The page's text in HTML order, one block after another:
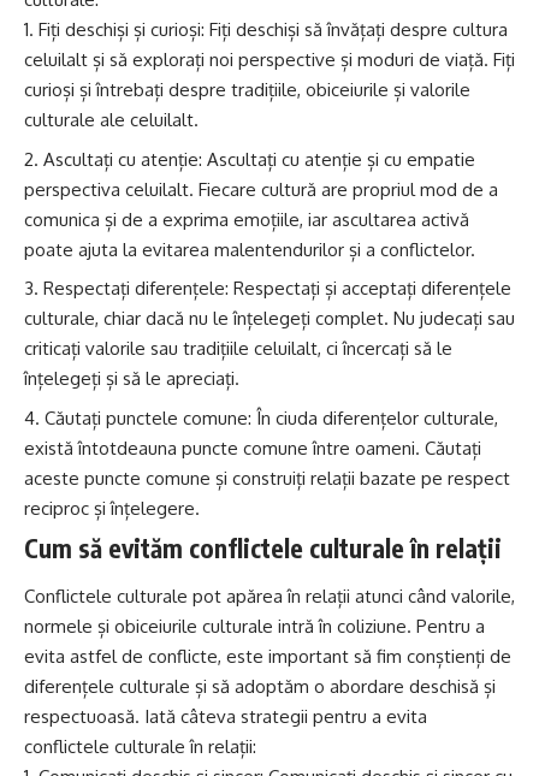
Fiți deschiși și curioși: Fiți deschiși să învățați despre cultura
celuilalt și să explorați noi perspective și moduri de viață. Fiți
curioși și întrebați despre tradițiile, obiceiurile și valorile
culturale ale celuilalt.
Ascultați cu atenție: Ascultați cu atenție și cu empatie
perspectiva celuilalt. Fiecare cultură are propriul mod de a
comunica și de a exprima emoțiile, iar ascultarea activă
poate ajuta la evitarea malentendurilor și a conflictelor.
Respectați diferențele: Respectați și acceptați diferențele
culturale, chiar dacă nu le înțelegeți complet. Nu judecați sau
criticați valorile sau tradițiile celuilalt, ci încercați să le
înțelegeți și să le apreciați.
Căutați punctele comune: În ciuda diferențelor culturale,
există întotdeauna puncte comune între oameni. Căutați
aceste puncte comune și construiți relații bazate pe respect
reciproc și înțelegere.
Cum să evităm conflictele culturale în relații
Conflictele culturale pot apărea în relații atunci când valorile,
normele și obiceiurile culturale intră în coliziune. Pentru a
evita astfel de conflicte, este important să fim conștienți de
diferențele culturale și să adoptăm o abordare deschisă și
respectuoasă. Iată câteva strategii pentru a evita
conflictele culturale în relații: